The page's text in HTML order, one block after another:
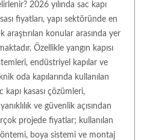
2026 yılında sac kapı
fiyatları, yapı sektöründe en
araştırılan konular arasında yer
Özellikle yangın kapısı
endüstriyel kapılar ve
oda kapılarında kullanılan
kapı kasası çözümleri,
ve güvenlik açısından
projede fiyatlar; kullanılan
boya sistemi ve montaj